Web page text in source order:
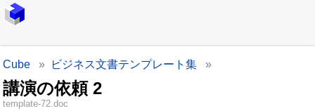
Cube ビジネス文書テンプレート集
講演の依頼 2
template-72.doc